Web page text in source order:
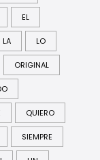
EL
LA LO
ORIGINAL
QUIERO
SIEMPRE